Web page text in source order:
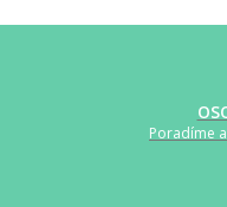
Poradíme